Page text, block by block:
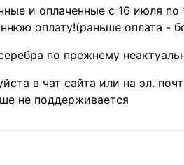
Главная»
»Монеты»
Иностранные
монеты»
Коллекции и
и оплаченные с 16 июля по
оплату!(раньше оплата -
по прежнему
в чат сайта или на эл.
не поддерживается